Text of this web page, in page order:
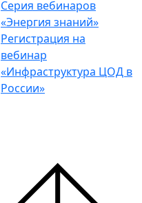
Серия вебинаров
«Энергия знаний»
Регистрация на
вебинар
«Инфраструктура ЦОД в
России»